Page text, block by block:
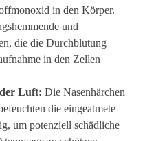
in den Körper.
und
die die Durchblutung
in den Zellen
Luft: Die Nasenhärchen
die eingeatmete
um potenziell schädliche